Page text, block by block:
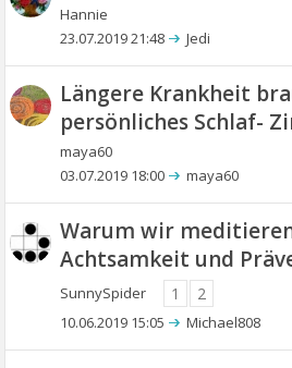
Hannie
23.07.2019 21:48 Jedi
Längere Krankheit
persönliches Schlaf-
maya60
03.07.2019 18:00 maya60
Warum wir
Achtsamkeit und
SunnySpider 1 2
10.06.2019 15:05 Michael808